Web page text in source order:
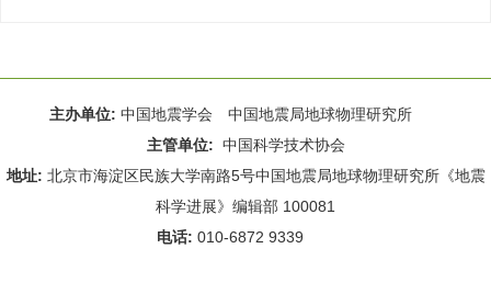
主办单位: 中国地震学会 中国地震局地球物理研究所
主管单位: 中国科学技术协会
地址: 北京市海淀区民族大学南路5号中国地震局地球物理研究所《地震
科学进展》编辑部 100081
电话: 010-6872 9339